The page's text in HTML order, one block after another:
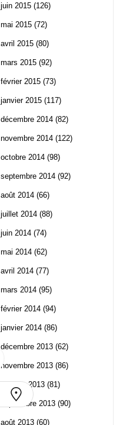
juin 2015 (126)
mai 2015 (72)
avril 2015 (80)
mars 2015 (92)
février 2015 (73)
janvier 2015 (117)
décembre 2014 (82)
novembre 2014 (122)
octobre 2014 (98)
septembre 2014 (92)
août 2014 (66)
juillet 2014 (88)
juin 2014 (74)
mai 2014 (62)
avril 2014 (77)
mars 2014 (95)
février 2014 (94)
janvier 2014 (86)
décembre 2013 (62)
novembre 2013 (86)
octobre 2013 (81)
septembre 2013 (90)
août 2013 (60)